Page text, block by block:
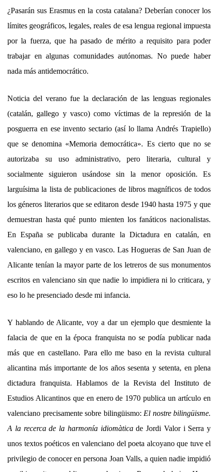
¿Pasarán sus Erasmus en la costa catalana? Deberían conocer los
límites geográficos, legales, reales de esa lengua regional impuesta
por la fuerza, que ha pasado de mérito a requisito para poder
trabajar en algunas comunidades autónomas. No puede haber
nada más antidemocrático.
Noticia del verano fue la declaración de las lenguas regionales
(catalán, gallego y vasco) como víctimas de la represión de la
posguerra en ese invento sectario (así lo llama Andrés Trapiello)
que se denomina «Memoria democrática». Es cierto que no se
autorizaba su uso administrativo, pero literaria, cultural y
socialmente siguieron usándose sin la menor oposición. Es
larguísima la lista de publicaciones de libros magníficos de todos
los géneros literarios que se editaron desde 1940 hasta 1975 y que
demuestran hasta qué punto mienten los fanáticos nacionalistas.
En España se publicaba durante la Dictadura en catalán, en
valenciano, en gallego y en vasco. Las Hogueras de San Juan de
Alicante tenían la mayor parte de los letreros de sus monumentos
escritos en valenciano sin que nadie lo impidiera ni lo criticara, y
eso lo he presenciado desde mi infancia.
Y hablando de Alicante, voy a dar un ejemplo que desmiente la
falacia de que en la época franquista no se podía publicar nada
más que en castellano. Para ello me baso en la revista cultural
alicantina más importante de los años sesenta y setenta, en plena
dictadura franquista. Hablamos de la Revista del Instituto de
Estudios Alicantinos que en enero de 1970 publica un artículo en
valenciano precisamente sobre bilingüismo: El nostre bilingüisme.
A la recerca de la harmonía idiomàticade Jordi Valor i Serra y
unos textos poéticos en valenciano del poeta alcoyano que tuve el
privilegio de conocer en persona Joan Valls, a quien nadie impidió